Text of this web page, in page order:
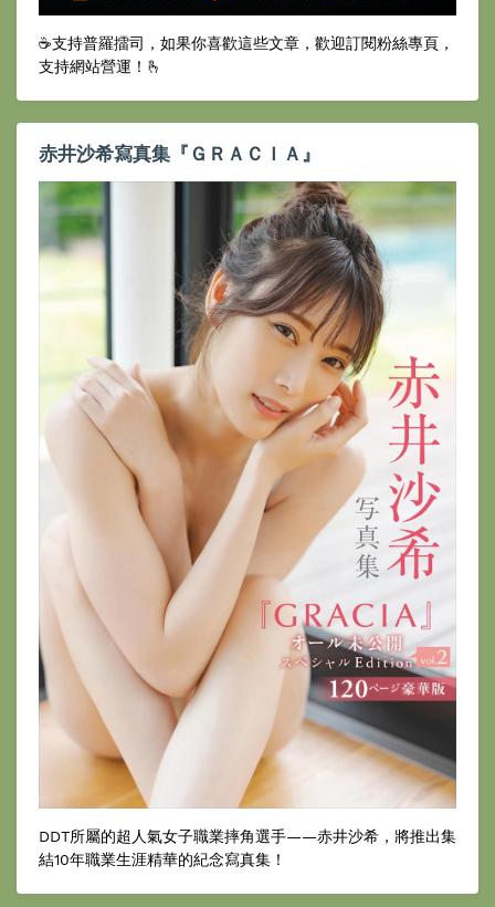
☕️支持普羅擂司，如果你喜歡這些文章，歡迎訂閱粉絲專頁，
支持網站營運！🫰
赤井沙希寫真集『ＧＲＡＣＩＡ』
DDT所屬的超人氣女子職業摔角選手——赤井沙希，將推出集
結10年職業生涯精華的紀念寫真集！